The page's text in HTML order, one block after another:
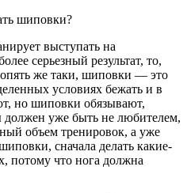
шиповки?
выступать на
серьезный результат, то,
же таки, шиповки — это
условиях бежать и в
но шиповки обязывают,
должен уже быть не любителем,
объем тренировок, а уже
сначала делать какие-
потому что нога должна